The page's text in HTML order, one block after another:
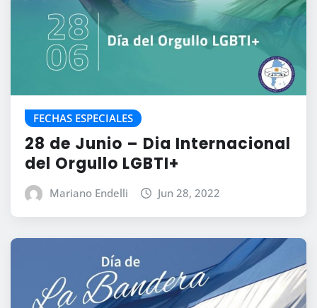
FECHAS ESPECIALES
28 de Junio – Dia Internacional
del Orgullo LGBTI+
Mariano Endelli Jun 28, 2022